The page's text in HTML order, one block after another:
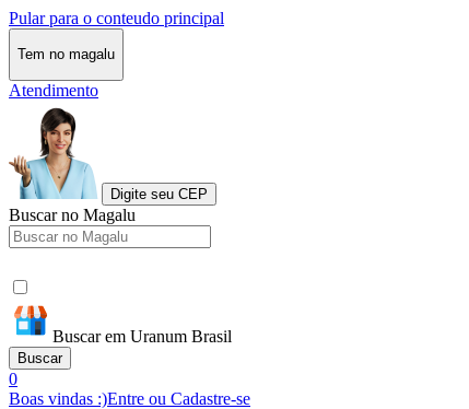
Pular para o conteudo principal
Tem no magalu
Atendimento
Digite seu CEP
Buscar no Magalu
Buscar em Uranum Brasil
Buscar
0
Boas vindas :)Entre ou Cadastre-se